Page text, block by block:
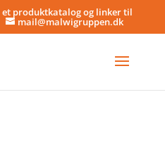
et produktkatalog og linker til
mail@malwigruppen.dk